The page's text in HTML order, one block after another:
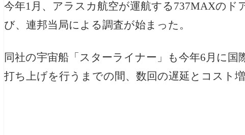
今年1月、アラスカ航空が運航する737MAXのド
び、連邦当局による調査が始まった。
同社の宇宙船「スターライナー」も今年6月に
打ち上げを行うまでの間、数回の遅延とコスト増